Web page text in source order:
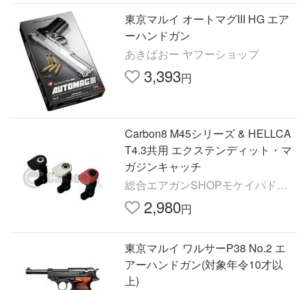
東京マルイ オートマグIII HG エア
ーハンドガン
あきばおー ヤフーショップ
3,393円
Carbon8 M45シリーズ & HELLCA
T4.3共用 エクステンディット・マ
ガジンキャッチ
総合エアガンSHOPモケイパドッ
ク 2,980円
東京マルイ ワルサーP38 No.2 エ
アーハンドガン(対象年令10才以
上)